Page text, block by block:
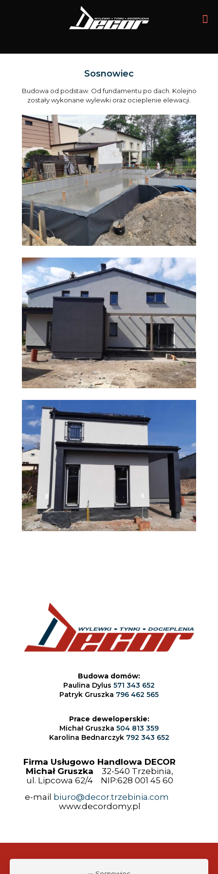
Sosnowiec
Budowa od podstaw. Od fundamentu po dach. Kolejno
zostały wykonane wylewki oraz ocieplenie elewacji.
Budowa domów:
Paulina Dylus 571 343 652
Patryk Gruszka 796 462 565
Prace deweloperskie:
Michał Gruszka 504 813 359
Karolina Bednarczyk 792 343 652
Firma Usługowo Handlowa DECOR
Michał Gruszka
32-540 Trzebinia,
ul. Lipcowa 62/4 NIP:628 001 45 60
e-mail biuro@decor.trzebinia.com
www.decordomy.pl